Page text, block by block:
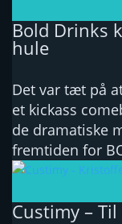
Bold Drinks
hule
Det var tæt på
et kickass
de dramatiske
fremtiden for
Custimy –